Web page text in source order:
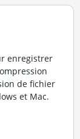
enregistrer
de fichier
et Mac.